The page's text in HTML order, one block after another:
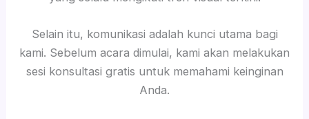
Selain itu, komunikasi adalah kunci utama bagi
kami. Sebelum acara dimulai, kami akan melakukan
sesi konsultasi gratis untuk memahami keinginan
Anda.